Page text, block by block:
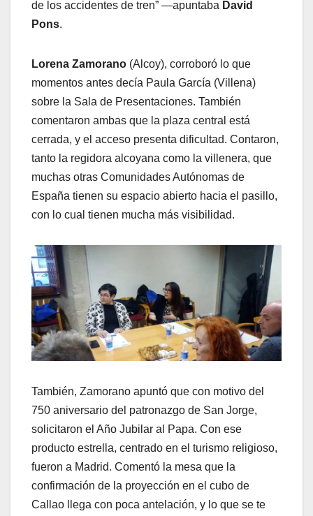
de los accidentes de tren” —apuntaba David
Pons.
Lorena Zamorano (Alcoy), corroboró lo que
momentos antes decía Paula García (Villena)
sobre la Sala de Presentaciones. También
comentaron ambas que la plaza central está
cerrada, y el acceso presenta dificultad. Contaron,
tanto la regidora alcoyana como la villenera, que
muchas otras Comunidades Autónomas de
España tienen su espacio abierto hacia el pasillo,
con lo cual tienen mucha más visibilidad.
También, Zamorano apuntó que con motivo del
750 aniversario del patronazgo de San Jorge,
solicitaron el Año Jubilar al Papa. Con ese
producto estrella, centrado en el turismo religioso,
fueron a Madrid. Comentó la mesa que la
confirmación de la proyección en el cubo de
Callao llega con poca antelación, y lo que se te